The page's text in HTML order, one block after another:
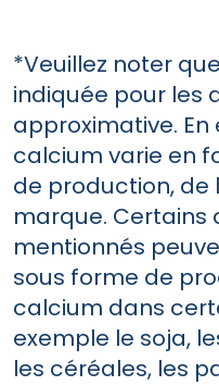
*Veuillez noter
indiquée pour les
approximative.
calcium varie en
de production, de
marque. Certains
mentionnés
sous forme de
calcium dans
exemple le soja,
les céréales, les